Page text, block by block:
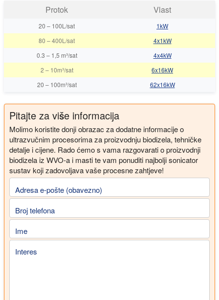
Protok
Vlast
20 – 100L/sat
1kW
80 –400L/sat
4x1kW
0.3 – 1,5 m³/sat
4x4kW
2 – 10m³/sat
6x16kW
20 – 100m³/sat 62x16kW
Pitajte za više informacija
Molimo koristite donji obrazac za dodatne informacije o
ultrazvučnim procesorima za proizvodnju biodizela, tehničke
detalje i cijene. Rado ćemo s vama razgovarati o proizvodnji
biodizela iz WVO-a i masti te vam ponuditi najbolji sonicator
sustav koji zadovoljava vaše procesne zahtjeve!
Adresa e-pošte (obavezno)
Broj telefona
Ime
Interes